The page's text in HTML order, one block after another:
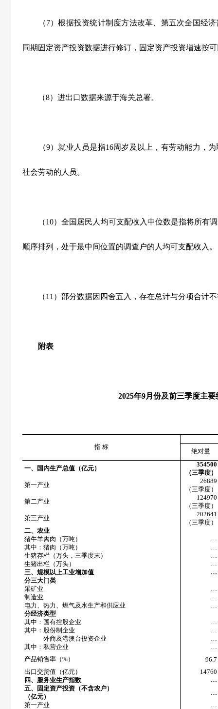
（7）根据投资统计制度方法改革、第五次全国经
同期固定资产投资数据进行修订，固定资产投资增速按
（8）进出口数据来源于海关总署。
（9）就业人员是指16周岁及以上，有劳动能力，
社会劳动的人员。
（10）全国居民人均可支配收入中位数是指将所有
顺序排列，处于最中间位置的调查户的人均可支配收入。
（11 ）部分数据因四舍五入，存在总计与分项合计
附表
2025年9月份及前三季度主要
指 标
绝对量
一、国内生产总值（亿元）
354500
（三季度）
第一产业
26889
（三季度）
第二产业
124970
（三季度）
第三产业
202641
（三季度）
二、农业
猪牛羊禽肉（万吨）
…
其中：猪肉（万吨）
…
生猪存栏（万头，三季度末）
…
生猪出栏（万头）
…
三、规模以上工业增加值
…
分三大门类
采矿业
…
制造业
…
电力、热力、燃气及水生产和供应业
…
分经济类型
其中：国有控股企业
…
其中：股份制企业
…
外商及港澳台投资企业
…
其中：私营企业
…
产品销售率（%）
96.7
出口交货值（亿元）
14760
四、服务业生产指数
…
五、固定资产投资（不含农户）
（亿元）
…
第一产业
…